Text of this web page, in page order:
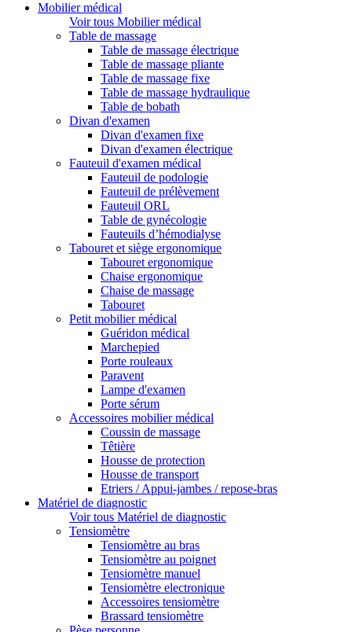
Mobilier médical
Voir tous Mobilier médical
Table de massage
Table de massage électrique
Table de massage pliante
Table de massage fixe
Table de massage hydraulique
Table de bobath
Divan d'examen
Divan d'examen fixe
Divan d'examen électrique
Fauteuil d'examen médical
Fauteuil de podologie
Fauteuil de prélèvement
Fauteuil ORL
Table de gynécologie
Fauteuils d’hémodialyse
Tabouret et siège ergonomique
Tabouret ergonomique
Chaise ergonomique
Chaise de massage
Tabouret
Petit mobilier médical
Guéridon médical
Marchepied
Porte rouleaux
Paravent
Lampe d'examen
Porte sérum
Accessoires mobilier médical
Coussin de massage
Têtière
Housse de protection
Housse de transport
Etriers / Appui-jambes / repose-bras
Matériel de diagnostic
Voir tous Matériel de diagnostic
Tensiomètre
Tensiomètre au bras
Tensiomètre au poignet
Tensiomètre manuel
Tensiomètre electronique
Accessoires tensiomètre
Brassard tensiomètre